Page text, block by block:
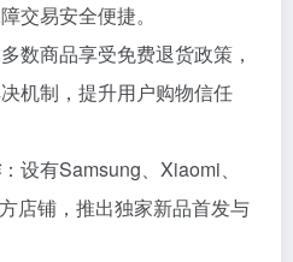
交易安全便捷。
多数商品享受免费退货政策，
机制，提升用户购物信任
：设有Samsung、Xiaomi、
店铺，推出独家新品首发与